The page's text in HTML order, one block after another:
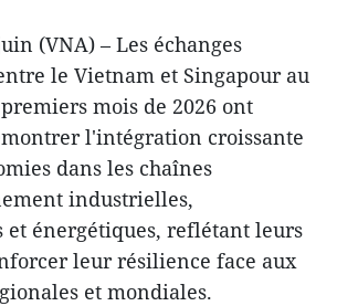
(VNA) – Les échanges
le Vietnam et Singapour au
mois de 2026 ont
l'intégration croissante
dans les chaînes
industrielles,
et énergétiques, reflétant leurs
leur résilience face aux
et mondiales.